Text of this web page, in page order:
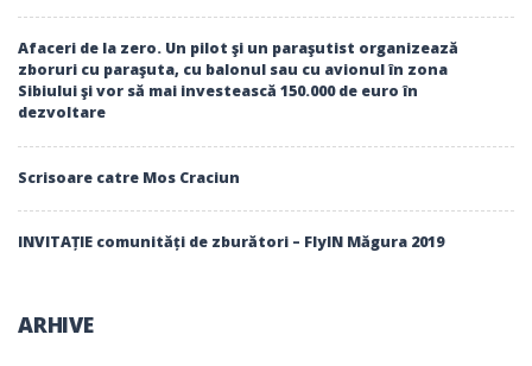
Afaceri de la zero. Un pilot şi un paraşutist organizează
zboruri cu paraşuta, cu balonul sau cu avionul în zona
Sibiului şi vor să mai investească 150.000 de euro în
dezvoltare
Scrisoare catre Mos Craciun
INVITAȚIE comunități de zburători – FlyIN Măgura 2019
ARHIVE